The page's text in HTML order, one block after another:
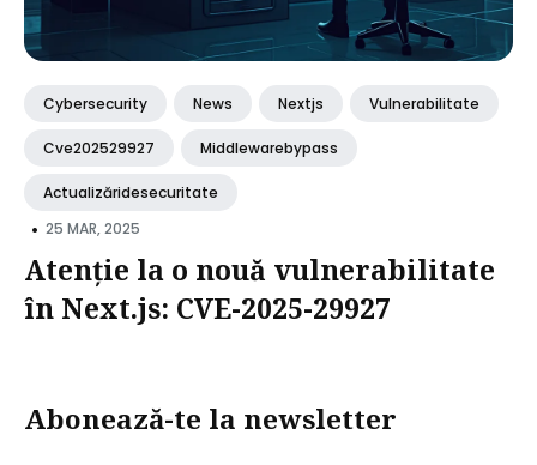
Cybersecurity News Nextjs Vulnerabilitate
Cve202529927 Middlewarebypass
Actualizăridesecuritate
• 25 MAR, 2025
Atenție la o nouă vulnerabilitate
în Next.js: CVE-2025-29927
Abonează-te la newsletter